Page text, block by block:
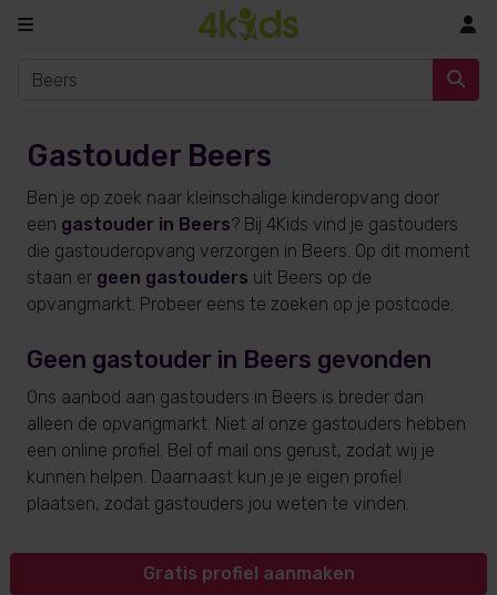
Gastouder Beers
Ben je op zoek naar kleinschalige kinderopvang door
een gastouder in Beers? Bij 4Kids vind je gastouders
die gastouderopvang verzorgen in Beers. Op dit moment
staan er geen gastouders uit Beers op de
opvangmarkt. Probeer eens te zoeken op je postcode.
Geen gastouder in Beers gevonden
Ons aanbod aan gastouders in Beers is breder dan
alleen de opvangmarkt. Niet al onze gastouders hebben
een online profiel. Bel of mail ons gerust, zodat wij je
kunnen helpen. Daarnaast kun je je eigen profiel
plaatsen, zodat gastouders jou weten te vinden.
Gratis profiel aanmaken